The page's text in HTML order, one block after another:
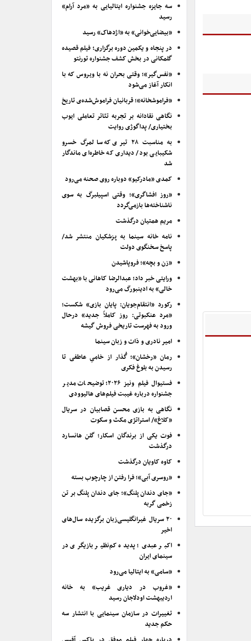
سه جایزه جشنواره ایتالیایی به «مرد آرام»
رسید
«بیضایی‌خوانی» به «اژدهاک» رسید
در پنجاه و یکمین دوره برگزاری؛ فیلم قصیده
گلمکانی در بخش کشف جشنواره تورنتو
«نفس‌گیر»؛ وقتی بحران نه با ویروس که با
انکار آغاز می‌شود
«فراموشخانه»؛ قربانیان فراموش‌شده‌ی تاریخ
نگاهی نقادانه بر تجربه تئاتر تعاملی ایوب
بختیاری/ پداگوژی روایت
به مناسبت ۲۸ تیری که سالمرگ خسرو
شکیبایی بود/ دیداری که خاطره‌ای ماندگار
شد
کمدی «مادرکیو» دوباره روی صحنه می‌رود
«روز افشاگری»؛ وقتی اسپیلبرگ به سوی
ناشناخته‌ها بازمی‌گردد
مریم همتیان درگذشت
نامه خانه سینما به پزشکیان منتشر شد/
پاسخ سخنگوی دولت
«زن و بچه»؛ فروپاشیدن
ورایتی خبر داد؛ عبدالرضا کاهانی با «بهشت
خالی» به ادینبورگ می‌رود
رکورد «انتقام‌جویان: پایان بازی» شکست؛
«مرد عنکبوتی: روز کاملاً جدید» درحال
ورود به فهرست تاریخی فروش گیشه
امیر نادری و ذات و زبان سینما
رمان «رخشان»؛ گُذار از خامیِ عاطفی تا
رسیدن به بلوغ فکری
فستیوال فیلم ونیز ۲۰۲۶؛ توضیحات مدیر
جشنواره درباره غیبت فیلم‌های هالیوودی
نگاهی به بازی محسن قصابیان در سریال
«کلاغ»/ استراتژی مکث و سکوت
فوت یکی از برندگان اسکار؛ گلن هانسارد
درگذشت
کاوه کاویان درگذشت
«روسری آبی»؛ فرا رفتن از چارچوب بسته
«جای دندان پلنگ»؛ جای دندان پلنگ بر تن
زخمی گربه
۲۰ سریال غیرانگلیسی‌زبان برگزیده سال‌های
اخیر
اکبر عبدی؛ پدیده کم‌نظیر بازیگری در
سینمای ایران
«سامی» به ایتالیا می‌رود
«غروب در دیاری غریب» به خانه
اردیبهشت اودلاجان رسید
تغییرات در سازمان سینمایی با انتشار سه
حکم جدید